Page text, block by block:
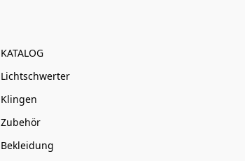
KATALOG
Lichtschwerter
Klingen
Zubehör
Bekleidung